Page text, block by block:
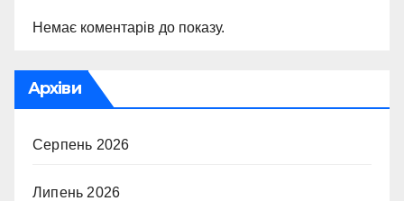
Немає коментарів до показу.
Архіви
Серпень 2026
Липень 2026